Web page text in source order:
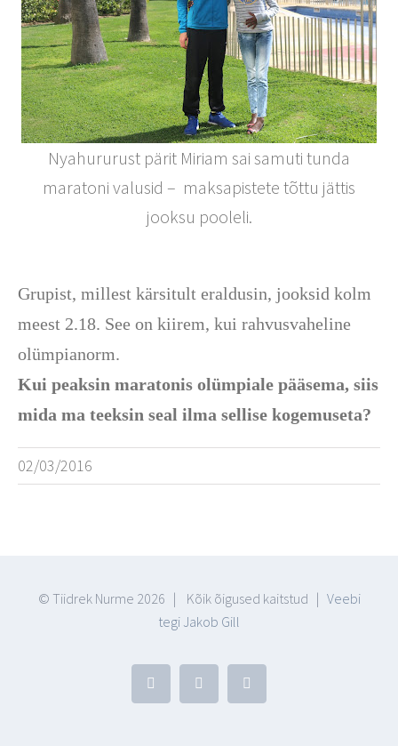
Nyahururust pärit Miriam sai samuti tunda
maratoni valusid – maksapistete tõttu jättis
jooksu pooleli.
Grupist, millest kärsitult eraldusin, jooksid kolm
meest 2.18. See on kiirem, kui rahvusvaheline
olümpianorm.
Kui peaksin maratonis olümpiale pääsema, siis
mida ma teeksin seal ilma sellise kogemuseta?
02/03/2016
© Tiidrek Nurme 2026 | Kõik õigused kaitstud | Veebi
tegi Jakob Gill
FacebookYouTubeBlogger